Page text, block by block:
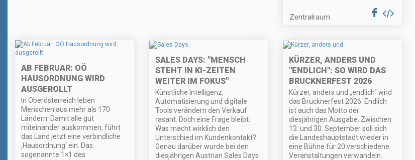
Zentralraum
AB FEBRUAR: OÖ
HAUSORDNUNG WIRD
AUSGEROLLT
In Oberösterreich leben
Menschen aus mehr als 170
Ländern. Damit alle gut
miteinander auskommen, führt
das Land jetzt eine verbindliche
‚Hausordnung‘ ein. Das
sogenannte 1×1 des
SALES DAYS: "MENSCH
STEHT IN KI-ZEITEN
WEITER IM FOKUS"
Künstliche Intelligenz,
Automatisierung und digitale
Tools verändern den Verkauf
rasant. Doch eine Frage bleibt:
Was macht wirklich den
Unterschied im Kundenkontakt?
Genau darüber wurde bei den
diesjährigen Austrian Sales Days
KÜRZER, ANDERS UND
"ENDLICH": SO WIRD DAS
BRUCKNERFEST 2026
Kürzer, anders und „endlich“ wird
das Brucknerfest 2026. Endlich
ist auch das Motto der
diesjährigen Ausgabe. Zwischen
13. und 30. September soll sich
die Landeshauptstadt wieder in
eine Bühne für 20 verschiedene
Veranstaltungen verwandeln.